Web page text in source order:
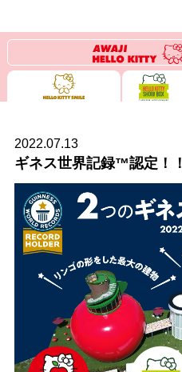
2022.07.13
ギネス世界記録™認定！！